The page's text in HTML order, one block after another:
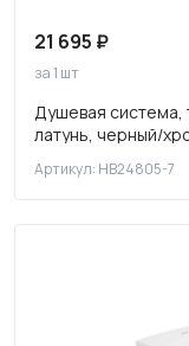
21 695 ₽
за 1 шт
Душевая система,
латунь, черный/
Артикул: HB24805-7